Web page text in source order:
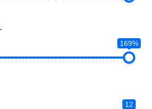
169%
12